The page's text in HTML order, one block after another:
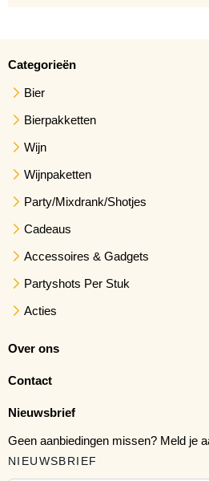
Categorieën
Bier
Bierpakketten
Wijn
Wijnpaketten
Party/Mixdrank/Shotjes
Cadeaus
Accessoires & Gadgets
Partyshots Per Stuk
Acties
Over ons
Contact
Nieuwsbrief
Geen aanbiedingen missen? Meld je
NIEUWSBRIEF